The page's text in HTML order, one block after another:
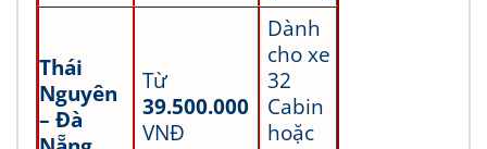
Thái
Nguyên
– Đà
Từ
39.500.000
VNĐ
Dành
cho xe
32
Cabin
hoặc